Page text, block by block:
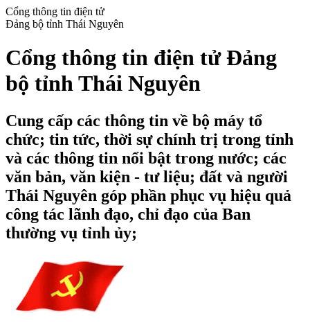
Cổng thông tin điện tử
Đảng bộ tỉnh Thái Nguyên
Cổng thông tin điện tử Đảng
bộ tỉnh Thái Nguyên
Cung cấp các thông tin về bộ máy tổ
chức; tin tức, thời sự chính trị trong tỉnh
và các thông tin nổi bật trong nước; các
văn bản, văn kiện - tư liệu; đất và người
Thái Nguyên góp phần phục vụ hiệu quả
công tác lãnh đạo, chỉ đạo của Ban
thường vụ tỉnh ủy;